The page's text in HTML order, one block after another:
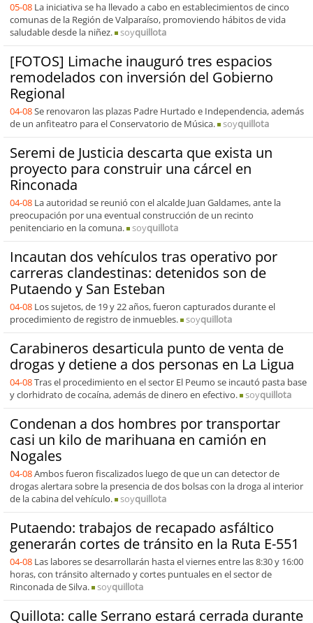
05-08 La iniciativa se ha llevado a cabo en establecimientos de cinco
comunas de la Región de Valparaíso, promoviendo hábitos de vida
saludable desde la niñez.
soyquillota
[FOTOS] Limache inauguró tres espacios
remodelados con inversión del Gobierno
Regional
04-08Se renovaron las plazas Padre Hurtado e Independencia, además
de un anfiteatro para el Conservatorio de Música.
soyquillota
Seremi de Justicia descarta que exista un
proyecto para construir una cárcel en
Rinconada
04-08 La autoridad se reunió con el alcalde Juan Galdames, ante la
preocupación por una eventual construcción de un recinto
penitenciario en la comuna.
soyquillota
Incautan dos vehículos tras operativo por
carreras clandestinas: detenidos son de
Putaendo y San Esteban
04-08 Los sujetos, de 19 y 22 años, fueron capturados durante el
procedimiento de registro de inmuebles.
soyquillota
Carabineros desarticula punto de venta de
drogas y detiene a dos personas en La Ligua
04-08Tras el procedimiento en el sector El Peumo se incautó pasta base
y clorhidrato de cocaína, además de dinero en efectivo.
soyquillota
Condenan a dos hombres por transportar
casi un kilo de marihuana en camión en
Nogales
04-08Ambos fueron fiscalizados luego de que un can detector de
drogas alertara sobre la presencia de dos bolsas con la droga al interior
de la cabina del vehículo.
soyquillota
Putaendo: trabajos de recapado asfáltico
generarán cortes de tránsito en la Ruta E-551
04-08 Las labores se desarrollarán hasta el viernes entre las 8:30 y 16:00
horas, con tránsito alternado y cortes puntuales en el sector de
Rinconada de Silva.
soyquillota
Quillota: calle Serrano estará cerrada durante